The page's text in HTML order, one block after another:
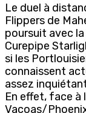
Le duel à
Flippers de
poursuit avec
Curepipe
si les
connaissent
assez
En effet, face à
Vacoas/